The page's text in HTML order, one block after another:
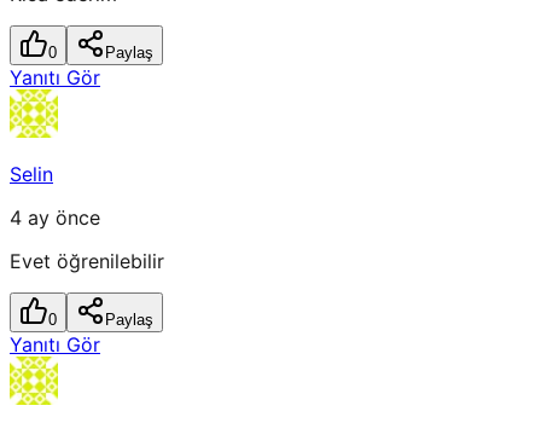
0 Paylaş
Yanıtı Gör
Selin
4 ay önce
Evet öğrenilebilir
0 Paylaş
Yanıtı Gör